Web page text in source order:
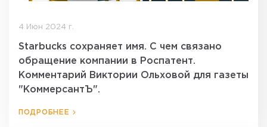
4 Июн 2024 г.
Starbucks сохраняет имя. С чем связано
обращение компании в Роспатент.
Комментарий Виктории Ольховой для газеты
"КоммерсантЪ".
ПОДРОБНЕЕ